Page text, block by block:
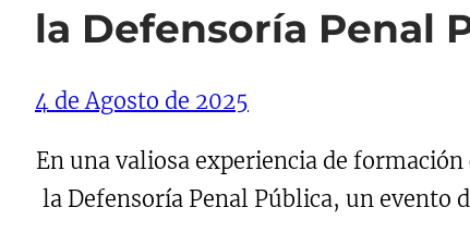
la Defensoría Penal
4 de Agosto de 2025
En una valiosa experiencia de
la Defensoría Penal Pública, un evento